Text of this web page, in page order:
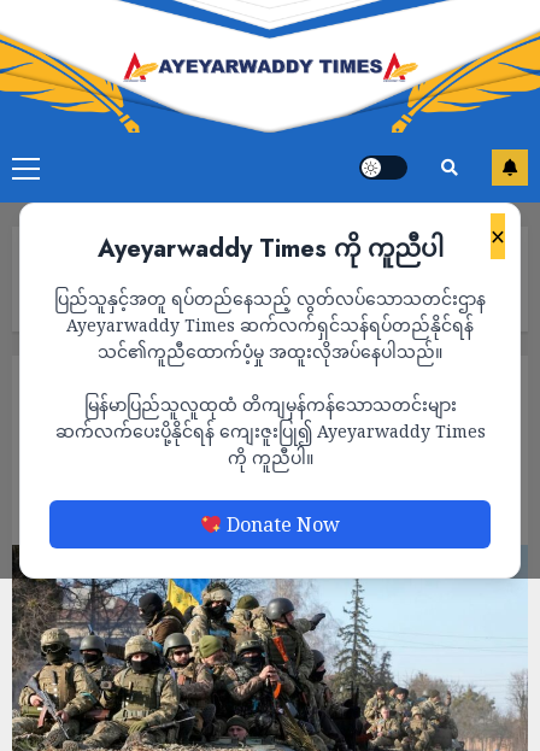
×
Ayeyarwaddy Times ကို ကူညီပါ
ပြည်သူနှင့်အတူ ရပ်တည်နေသည့် လွတ်လပ်သောသတင်းဌာန
Ayeyarwaddy Times ဆက်လက်ရှင်သန်ရပ်တည်နိုင်ရန်
သင်၏ကူညီထောက်ပံ့မှု အထူးလိုအပ်နေပါသည်။
မြန်မာပြည်သူလူထုထံ တိကျမှန်ကန်သောသတင်းများ
ဆက်လက်ပေးပို့နိုင်ရန် ကျေးဇူးပြု၍ Ayeyarwaddy Times
ကို ကူညီပါ။
Donate Now
အကူအညီ ထပ်မံ ပေးပို့
နိုင်ငံတကာ
အမေရိကန်က ယူကရိန်းသို့ ဒေါ်လာ သန်း ၄၀၀
တန်ကြေးရှိ စစ်ရေးအကူအညီ ထပ်မံ ပေးပို့
ADMIN